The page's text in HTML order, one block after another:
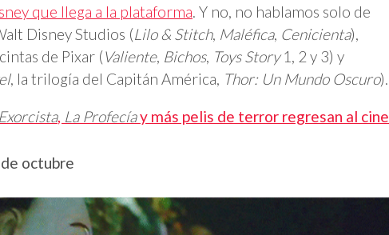
que llega a la plataforma. Y no, no hablamos solo de
Disney Studios (Lilo & Stitch, Maléfica, Cenicienta),
de Pixar (Valiente, Bichos, Toys Story1, 2 y 3) y
, la trilogía del Capitán América, Thor: Un Mundo Oscuro).
, La Profecíay más pelis de terror regresan al cine
octubre